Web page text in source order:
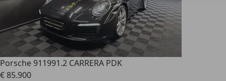
Porsche 911991.2 CARRERA PDK
€ 85.900